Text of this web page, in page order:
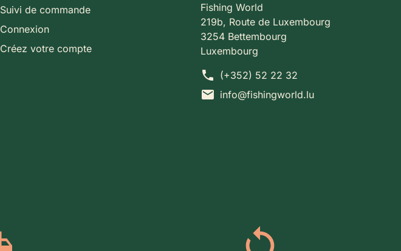
Suivi de commande
Connexion
Créez votre compte
Fishing World
219b, Route de Luxembourg
3254 Bettembourg
Luxembourg
phone (+352) 52 22 32
mail info@fishingworld.lu